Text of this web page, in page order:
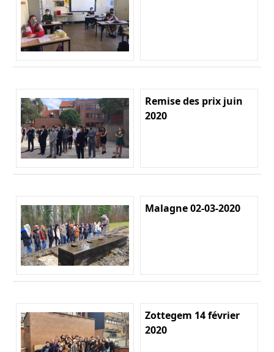
Remise des prix juin
2020
Malagne 02-03-2020
Zottegem 14 février
2020